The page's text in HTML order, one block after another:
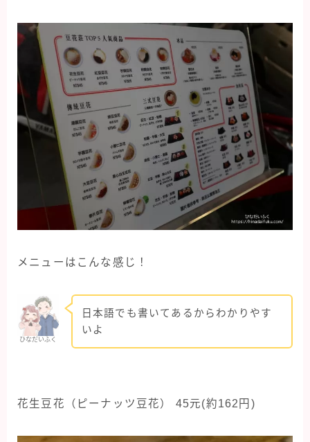
メニューはこんな感じ！
ひなだいふく
日本語でも書いてあるからわかりやす
いよ
花生豆花（ピーナッツ豆花） 45元(約162円)